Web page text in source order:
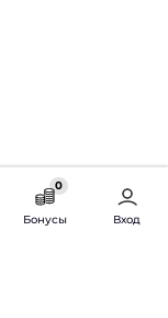
0
Бонусы Вход
СНГ